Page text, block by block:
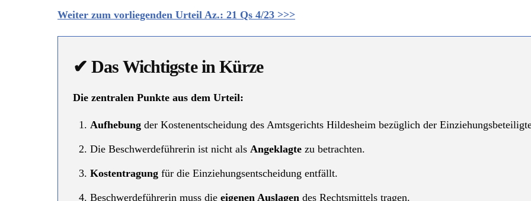
Weiter zum vorliegenden Urteil Az.: 21 Qs 4/23 >>>
✔ Das Wichtigste in Kürze
Die zentralen Punkte aus dem Urteil:
Aufhebungder Kostenentscheidung des Amtsgerichts Hildesheim bezüglich der
Die Beschwerdeführerin ist nicht als Angeklagtezu betrachten.
Kostentragungfür die Einziehungsentscheidung entfällt.
Beschwerdeführerin muss die eigenen Auslagendes Rechtsmittels tragen.